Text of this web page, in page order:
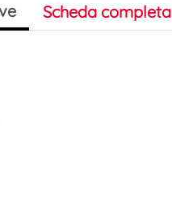
Scheda completa